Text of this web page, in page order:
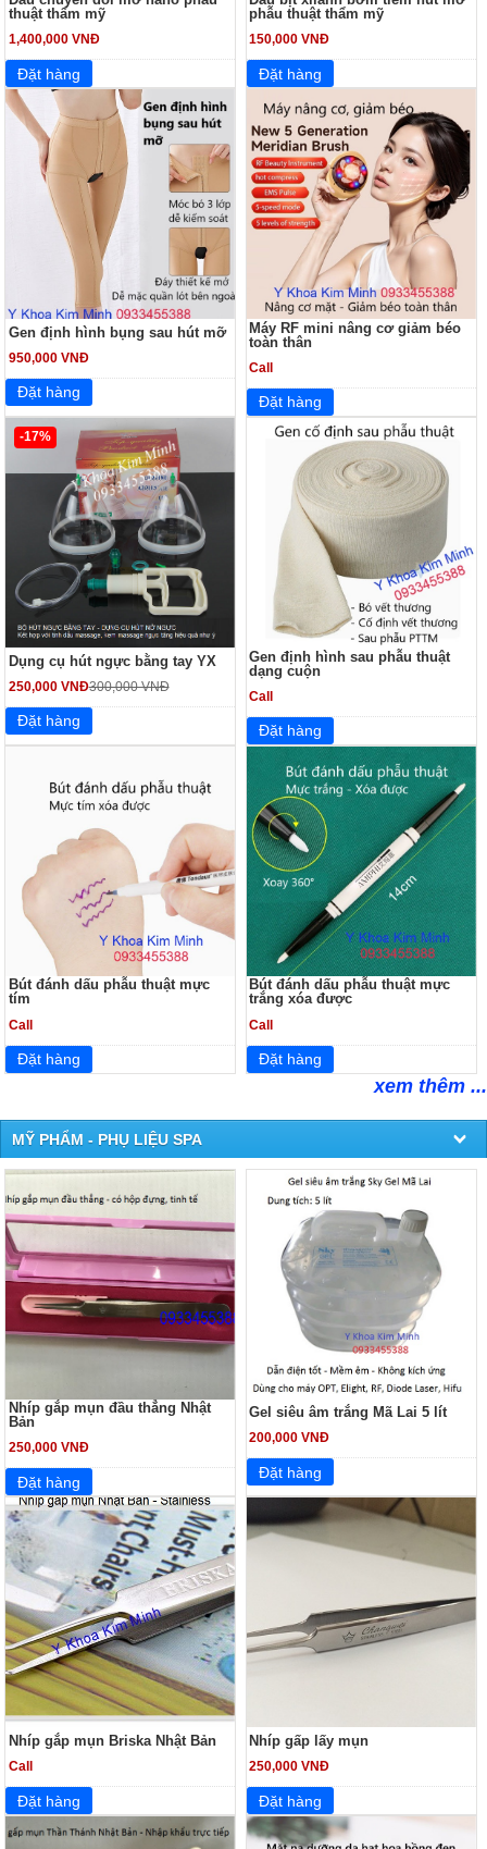
thuật thẩm mỹ
1,400,000 VNĐ
phẫu thuật thẩm mỹ
150,000 VNĐ
Gen định hình bụng sau hút mỡ
950,000 VNĐ
Máy RF mini nâng cơ giảm béo
toàn thân
Call
-17%
Dụng cụ hút ngực bằng tay YX
250,000 VNĐ300,000 VNĐ
Gen định hình sau phẫu thuật
dạng cuộn
Call
Bút đánh dấu phẫu thuật mực
tím
Call
Bút đánh dấu phẫu thuật mực
trắng xóa được
Call
xem thêm ...
MỸ PHẨM - PHỤ LIỆU SPA
Nhíp gắp mụn đầu thẳng Nhật
Bản
250,000 VNĐ
Gel siêu âm trắng Mã Lai 5 lít
200,000 VNĐ
Nhíp gắp mụn Briska Nhật Bản
Call
Nhíp gấp lấy mụn
250,000 VNĐ